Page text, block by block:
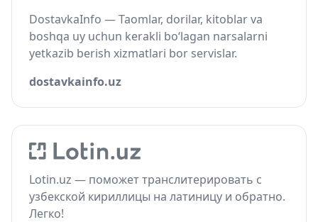
DostavkaInfo — Taomlar, dorilar, kitoblar va
boshqa uy uchun kerakli bo‘lagan narsalarni
yetkazib berish xizmatlari bor servislar.
dostavkainfo.uz
Lotin.uz — поможет транслитерировать с
узбекской кириллицы на латиницу и обратно.
Легко!